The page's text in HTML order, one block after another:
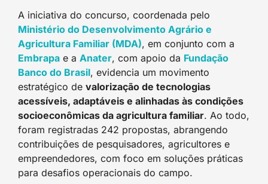
A iniciativa do concurso, coordenada pelo
Ministério do Desenvolvimento Agrário e
Agricultura Familiar (MDA), em conjunto com a
Embrapa e a Anater, com apoio da Fundação
Banco do Brasil, evidencia um movimento
estratégico de valorização de tecnologias
acessíveis, adaptáveis e alinhadas às condições
socioeconômicas da agricultura familiar. Ao todo,
foram registradas 242 propostas, abrangendo
contribuições de pesquisadores, agricultores e
empreendedores, com foco em soluções práticas
para desafios operacionais do campo.